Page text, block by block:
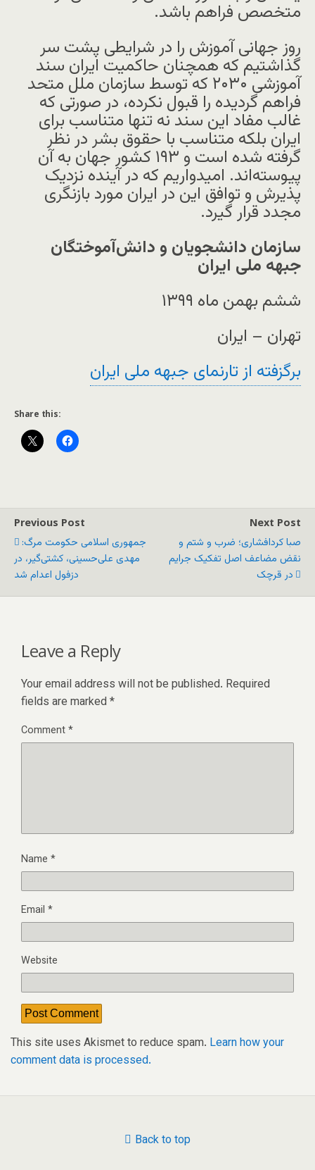
متخصص فراهم باشد.
روز جهانی آموزش را در شرایطی پشت سر
گذاشتیم که همچنان حاکمیت ایران سند
آموزشی ۲۰۳۰ که توسط سازمان ملل متحد
فراهم گردیده را قبول نکرده، در صورتی که
غالب مفاد این سند نه تنها متناسب برای
ایران بلکه متناسب با حقوق بشر در نظر
گرفته شده است و ۱۹۳ کشور جهان به آن
پیوسته‌اند. امیدواریم که در آینده نزدیک
پذیرش و توافق این در ایران مورد بازنگری
مجدد قرار گیرد.
سازمان دانشجویان و دانش‌آموختگان
جبهه ملی ایران
ششم بهمن ماه ۱۳۹۹
تهران – ایران
برگزفته از تارنمای جبهه ملی ایران
Share this:
Previous Post
جمهوری اسلامی حکومت مرگ:
مهدی علی‌حسینی، کشتی‌گیر، در
دزفول اعدام شد
Next Post
صبا کردافشاری؛ ضرب و شتم و
نقض مضاعف اصل تفکیک جرایم
در قرچک
Leave a Reply
Your email address will not be published. Required
fields are marked *
Comment*
Name *
Email *
Website
This site uses Akismet to reduce spam. Learn how your
comment data is processed.
Back to top